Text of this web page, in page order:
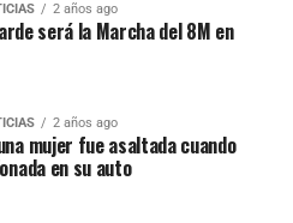
2 años ago
será la Marcha del 8M en
2 años ago
mujer fue asaltada cuando
en su auto